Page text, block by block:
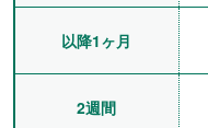
以降1ヶ月
2週間